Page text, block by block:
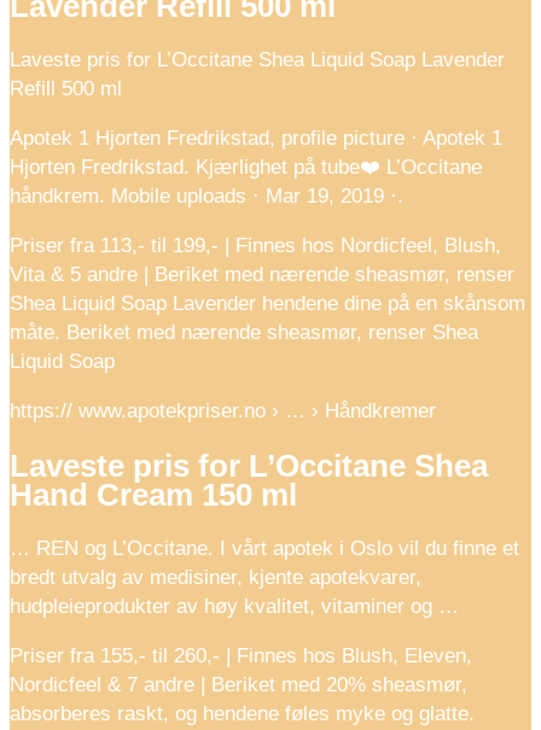
Laveste pris for L’Occitane Shea Liquid Soap Lavender
Refill 500 ml
Apotek 1 Hjorten Fredrikstad, profile picture · Apotek 1
Hjorten Fredrikstad. Kjærlighet på tube❤️ L’Occitane
håndkrem. Mobile uploads · Mar 19, 2019 ·.
Priser fra 113,- til 199,- | Finnes hos Nordicfeel, Blush,
Vita & 5 andre | Beriket med nærende sheasmør, renser
Shea Liquid Soap Lavender hendene dine på en skånsom
måte. Beriket med nærende sheasmør, renser Shea
Liquid Soap
https:// www.apotekpriser.no › … › Håndkremer
Laveste pris for L’Occitane Shea
Hand Cream 150 ml
… REN og L’Occitane. I vårt apotek i Oslo vil du finne et
bredt utvalg av medisiner, kjente apotekvarer,
hudpleieprodukter av høy kvalitet, vitaminer og …
Priser fra 155,- til 260,- | Finnes hos Blush, Eleven,
Nordicfeel & 7 andre | Beriket med 20% sheasmør,
absorberes raskt, og hendene føles myke og glatte.